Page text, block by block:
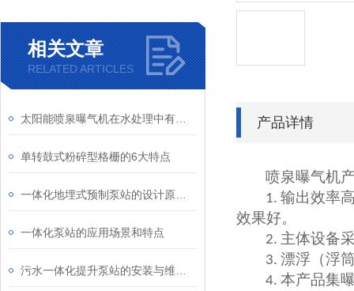
相关文章
RELATED ARTICLES
单转鼓式粉碎型格栅的6大特点
一体化泵站的应用场景和特点
产品详情
喷泉曝气机
1. 输出效率
效果好。
2. 主体设备
3. 漂浮（浮
4. 本产品集